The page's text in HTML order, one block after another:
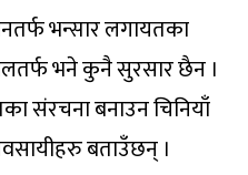
भन्सार लगायतका
भने कुनै सुरसार छैन ।
संरचना बनाउन चिनियाँ
बताउँछन् ।